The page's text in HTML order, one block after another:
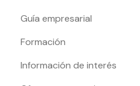
Guía empresarial
Formación
Información de interés